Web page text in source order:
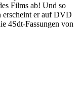
Films ab! Und so
erscheint er auf DVD
4Sdt-Fassungen von